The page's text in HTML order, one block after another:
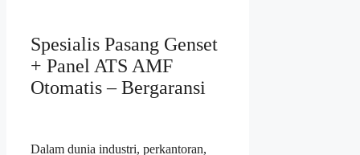
Spesialis Pasang Genset
+ Panel ATS AMF
Otomatis – Bergaransi
Dalam dunia industri, perkantoran,